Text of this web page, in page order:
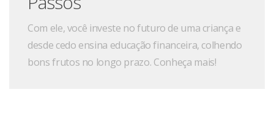
Com ele, você investe no futuro de uma criança e
desde cedo ensina educação financeira, colhendo
bons frutos no longo prazo. Conheça mais!